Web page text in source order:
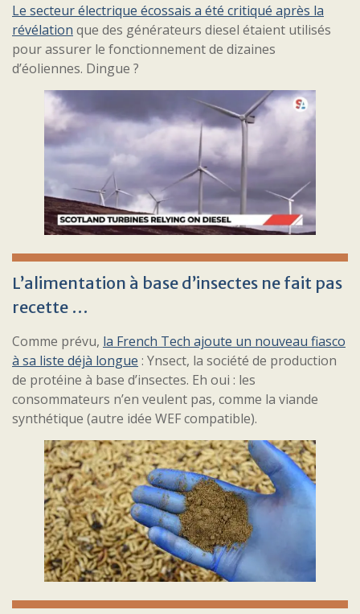
Le secteur électrique écossais a été critiqué après la
révélation que des générateurs diesel étaient utilisés
pour assurer le fonctionnement de dizaines
d’éoliennes. Dingue ?
L’alimentation à base d’insectes ne fait pas
recette …
Comme prévu, la French Tech ajoute un nouveau fiasco
à sa liste déjà longue : Ynsect, la société de production
de protéine à base d’insectes. Eh oui : les
consommateurs n’en veulent pas, comme la viande
synthétique (autre idée WEF compatible).